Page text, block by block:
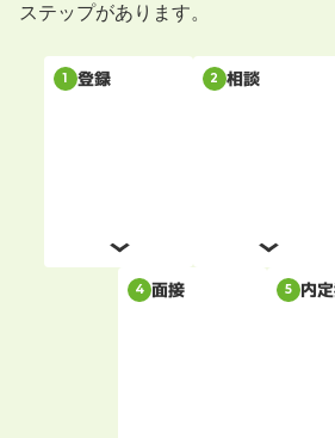
ステップがあります。
1 登録 2 相談
4 面接 5 内